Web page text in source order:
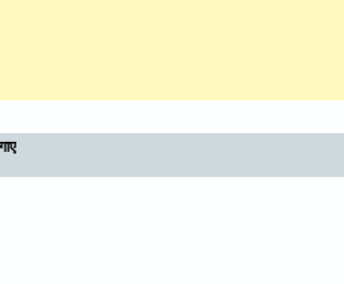
उत्तराखण्ड : आध्यात्मिक राजधानी की दिशा में बढ़े कदम